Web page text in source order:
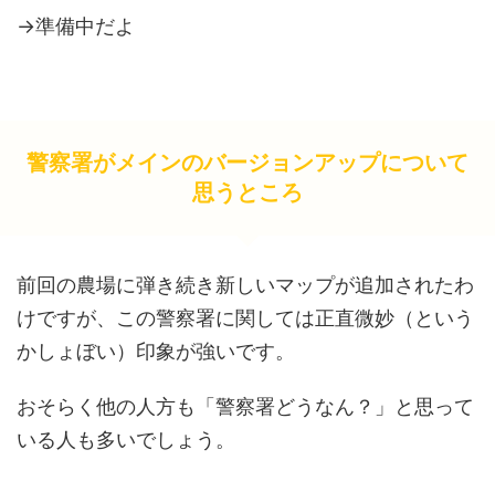
→準備中だよ
警察署がメインのバージョンアップについて
思うところ
前回の農場に弾き続き新しいマップが追加されたわ
けですが、この警察署に関しては正直微妙（という
かしょぼい）印象が強いです。
おそらく他の人方も「警察署どうなん？」と思って
いる人も多いでしょう。